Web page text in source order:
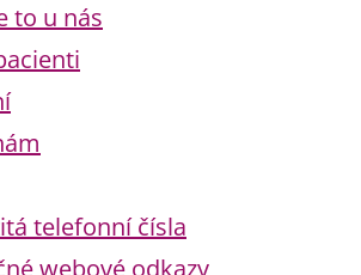
to u nás
telefonní čísla
webové odkazy